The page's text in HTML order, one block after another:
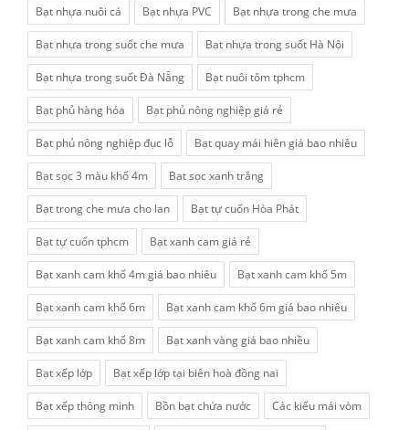
Bạt nhựa nuôi cá Bạt nhựa PVC Bạt nhựa trong che mưa
Bạt nhựa trong suốt che mưa Bạt nhựa trong suốt Hà Nội
Bạt nhựa trong suốt Đà Nẵng Bạt nuôi tôm tphcm
Bạt phủ hàng hóa Bạt phủ nông nghiệp giá rẻ
Bạt phủ nông nghiệp đục lỗ Bạt quay mái hiên giá bao nhiêu
Bạt sọc 3 màu khổ 4m Bạt sọc xanh trắng
Bạt trong che mưa cho lan Bạt tự cuốn Hòa Phát
Bạt tự cuốn tphcm Bạt xanh cam giá rẻ
Bạt xanh cam khổ 4m giá bao nhiêu Bạt xanh cam khổ 5m
Bạt xanh cam khổ 6m Bạt xanh cam khổ 6m giá bao nhiêu
Bạt xanh cam khổ 8m Bạt xanh vàng giá bao nhiều
Bạt xếp lớp Bạt xếp lớp tại biên hoà đồng nai
Bạt xếp thông minh Bồn bạt chứa nước Các kiểu mái vòm